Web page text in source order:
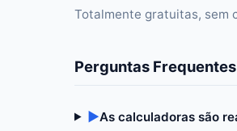
Totalmente gratuitas, sem
Perguntas Frequentes
▶As calculadoras são